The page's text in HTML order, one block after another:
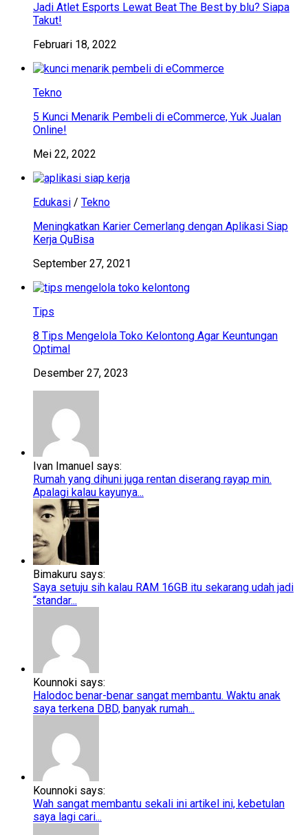
Jadi Atlet Esports Lewat Beat The Best by blu? Siapa
Takut!
Februari 18, 2022
Tekno
5 Kunci Menarik Pembeli di eCommerce, Yuk Jualan
Online!
Mei 22, 2022
Edukasi / Tekno
Meningkatkan Karier Cemerlang dengan Aplikasi Siap
Kerja QuBisa
September 27, 2021
Tips
8 Tips Mengelola Toko Kelontong Agar Keuntungan
Optimal
Desember 27, 2023
Ivan Imanuel says:
Rumah yang dihuni juga rentan diserang rayap min.
Apalagi kalau kayunya...
Bimakuru says:
Saya setuju sih kalau RAM 16GB itu sekarang udah jadi
“standar...
Kounnoki says:
Halodoc benar-benar sangat membantu. Waktu anak
saya terkena DBD, banyak rumah...
Kounnoki says:
Wah sangat membantu sekali ini artikel ini, kebetulan
saya lagi cari...